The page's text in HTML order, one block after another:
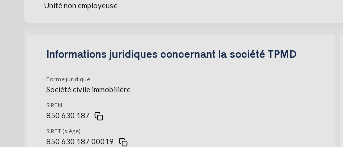
Unité non employeuse
Informations juridiques concernant la société TPMD
Forme juridique
Société civile immobilière
SIREN
850 630 187
SIRET (siège)
850 630 187 00019